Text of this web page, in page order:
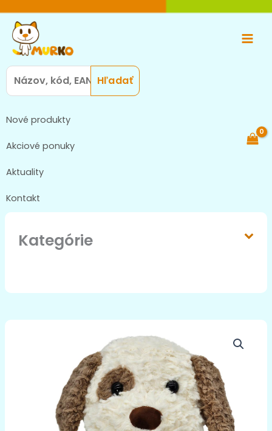
obsah
Main
Search
for:
Nové produkty
Akciové ponuky
Aktuality
Kontakt
Kategórie